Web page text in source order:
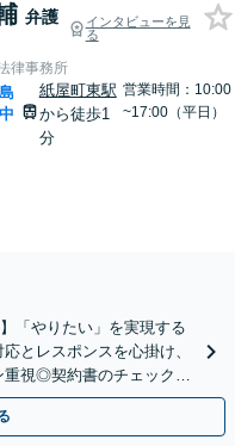
弁護
インタビューを見
る
律事務所
紙屋町東駅
から徒歩1
分
営業時間：10:00
~17:00（平日）
「やりたい」を実現する
とレスポンスを心掛け、
重視◎契約書のチェック、
が豊富です